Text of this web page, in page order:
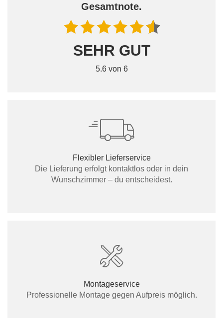
Gesamtnote.
SEHR GUT
5.6 von 6
Flexibler Lieferservice
Die Lieferung erfolgt kontaktlos oder in dein
Wunschzimmer – du entscheidest.
Montageservice
Professionelle Montage gegen Aufpreis möglich.